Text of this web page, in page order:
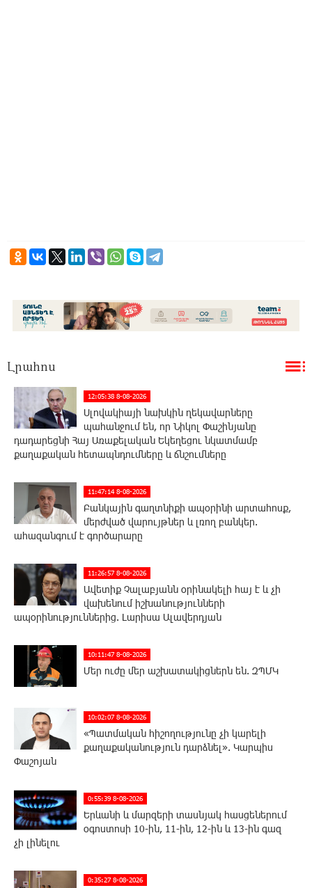
Լրահոս
12:05:38 8-08-2026
Սլովակիայի նախկին ղեկավարները
պահանջում են, որ Նիկոլ Փաշինյանը
դադարեցնի Հայ Առաքելական Եկեղեցու նկատմամբ
քաղաքական հետապնդումները և ճնշումները
11:47:14 8-08-2026
Բանկային գաղտնիքի ապօրինի արտահոսք,
մերժված վարույթներ և լռող բանկեր.
ահազանգում է գործարարը
11:26:57 8-08-2026
Ավետիք Չալաբյանն օրինակելի հայ է և չի
վախենում իշխանությունների
ապօրինություններից. Լարիսա Ալավերդյան
10:11:47 8-08-2026
Մեր ուժը մեր աշխատակիցներն են. ԶՊՄԿ
10:02:07 8-08-2026
«Պատմական հիշողությունը չի կարելի
քաղաքականություն դարձնել». Կարպիս
Փաշոյան
0:55:39 8-08-2026
Երևանի և մարզերի տասնյակ հասցեներում
օգոստոսի 10-ին, 11-ին, 12-ին և 13-ին գազ
չի լինելու
0:35:27 8-08-2026